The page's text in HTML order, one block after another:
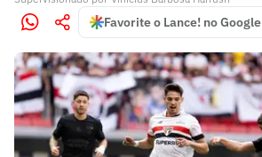
Favorite o Lance! no Google